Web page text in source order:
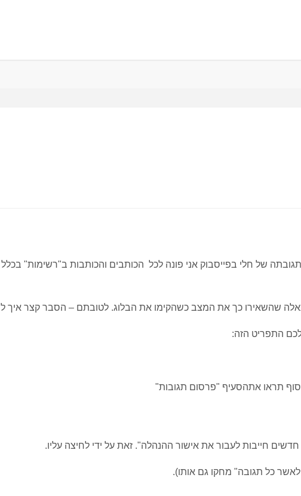
של חלי בפייסבוק אני פונה לכל הכותבים והכותבות ב"רשימות" בכלל
שהשאירו כך את המצב כשהקימו את הבלוג. לטובתם – הסבר קצר איך
התפריט הזה:
תראו אתהסעיף "פרסום תגובות"